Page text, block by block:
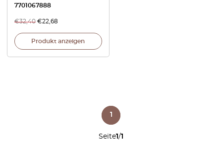
7701067888
€32,40 €22,68
Produkt anzeigen
Seite1/1
1